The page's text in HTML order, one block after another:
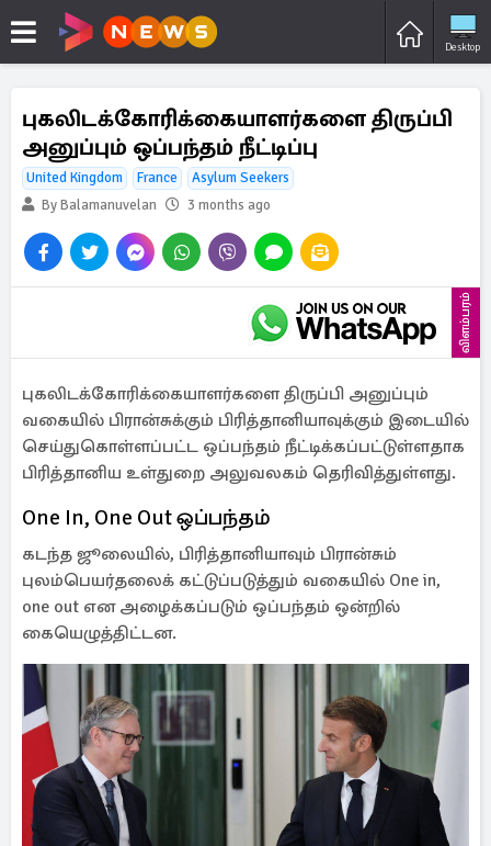
Desktop
புகலிடக்கோரிக்கையாளர்களை திருப்பி
அனுப்பும் ஒப்பந்தம் நீட்டிப்பு
United Kingdom France
Asylum Seekers
By Balamanuvelan
3 months ago
விளம்பரம்
புகலிடக்கோரிக்கையாளர்களை திருப்பி அனுப்பும்
வகையில் பிரான்சுக்கும் பிரித்தானியாவுக்கும் இடையில்
செய்துகொள்ளப்பட்ட ஒப்பந்தம் நீட்டிக்கப்பட்டுள்ளதாக
பிரித்தானிய உள்துறை அலுவலகம் தெரிவித்துள்ளது.
One In, One Out ஒப்பந்தம்
கடந்த ஜூலையில், பிரித்தானியாவும் பிரான்சும்
புலம்பெயர்தலைக் கட்டுப்படுத்தும் வகையில் One in,
one out என அழைக்கப்படும் ஒப்பந்தம் ஒன்றில்
கையெழுத்திட்டன.